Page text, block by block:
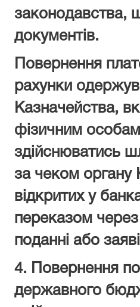
законодавства,
документів.
Повернення
рахунки
Казначейства,
фізичним
здійснюватись
за чеком органу
відкритих у
переказом через
поданні або
4. Повернення
державного